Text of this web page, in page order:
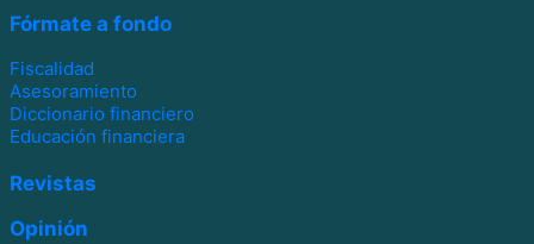
Fórmate a fondo
Fiscalidad
Asesoramiento
Diccionario financiero
Educación financiera
Revistas
Opinión